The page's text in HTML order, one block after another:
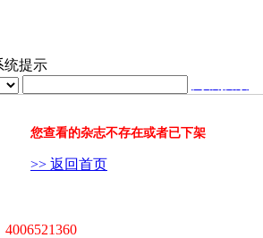
统提示
您查看的杂志不存在或者已下架
>> 返回首页